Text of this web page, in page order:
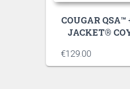
COUGAR QSA™
JACKET®
€129.00